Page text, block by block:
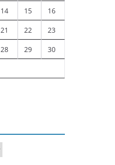
14 15 16
21 22 23
28 29 30